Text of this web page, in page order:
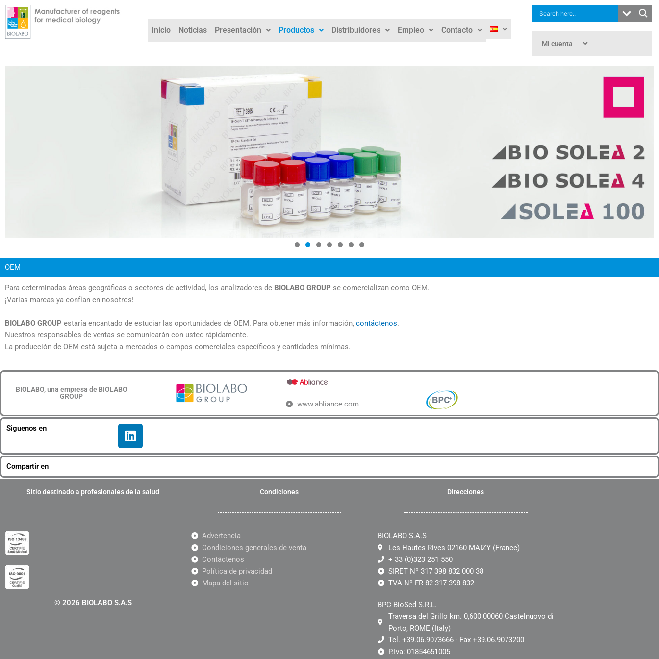
contenido
Inicio Noticias Presentación Productos Distribuidores Empleo Contacto
Mi cuenta
OEM
Para determinadas áreas geográficas o sectores de actividad, los analizadores de BIOLABO GROUP se comercializan como OEM.
¡Varias marcas ya confían en nosotros!
BIOLABO GROUP estaría encantado de estudiar las oportunidades de OEM. Para obtener más información, contáctenos.
Nuestros responsables de ventas se comunicarán con usted rápidamente.
La producción de OEM está sujeta a mercados o campos comerciales específicos y cantidades mínimas.
BIOLABO, una empresa de BIOLABO
GROUP
www.abliance.com
Siguenos en
L
i
n
e
d
n
Compartir en
Sitio destinado a profesionales de la salud
© 2026 BIOLABO S.A.S
Condiciones
Advertencia
Condiciones generales de venta
Contáctenos
Política de privacidad
Mapa del sitio
Direcciones
BIOLABO S.A.S
Les Hautes Rives 02160 MAIZY (France)
+ 33 (0)323 251 550
SIRET Nº 317 398 832 000 38
TVA Nº FR 82 317 398 832
BPC BioSed S.R.L.
Traversa del Grillo km. 0,600 00060 Castelnuovo di
Porto, ROME (Italy)
Tel. +39.06.9073666 - Fax +39.06.9073200
P.Iva: 01854651005